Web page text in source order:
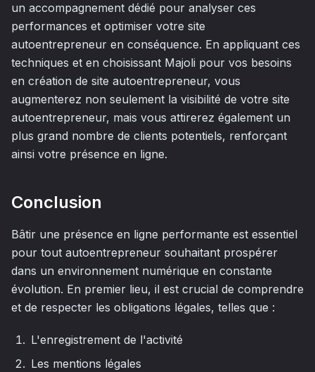
un accompagnement dédié pour analyser ces
performances et optimiser votre site
autoentrepreneur en conséquence. En appliquant ces
techniques et en choisissant Majoli pour vos besoins
en création de site autoentrepreneur, vous
augmenterez non seulement la visibilité de votre site
autoentrepreneur, mais vous attirerez également un
plus grand nombre de clients potentiels, renforçant
ainsi votre présence en ligne.
Conclusion
Bâtir une présence en ligne performante est essentiel
pour tout autoentrepreneur souhaitant prospérer
dans un environnement numérique en constante
évolution. En premier lieu, il est crucial de comprendre
et de respecter les obligations légales, telles que :
L'enregistrement de l'activité
Les mentions légales